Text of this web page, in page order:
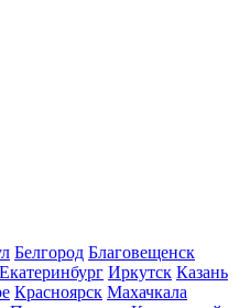
Белгород Благовещенск
Екатеринбург Иркутск Казань
Красноярск Махачкала